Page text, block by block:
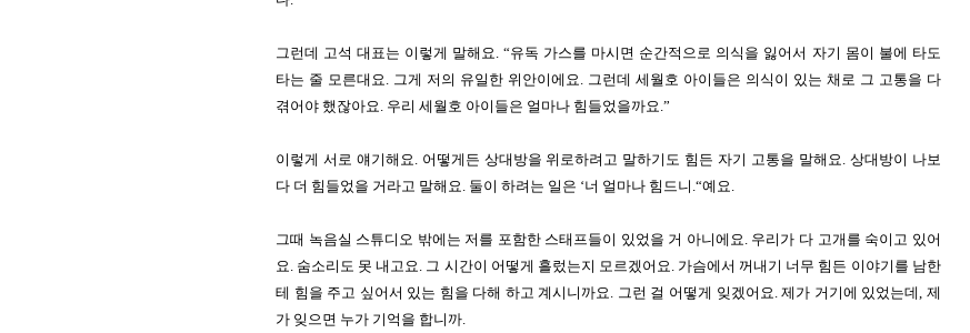
그런데 고석 대표는 이렇게 말해요. “유독 가스를 마시면 순간적으로 의식을 잃어서 자기 몸이 불에 타도
타는 줄 모른대요. 그게 저의 유일한 위안이에요. 그런데 세월호 아이들은 의식이 있는 채로 그 고통을 다
겪어야 했잖아요. 우리 세월호 아이들은 얼마나 힘들었을까요.”
이렇게 서로 얘기해요. 어떻게든 상대방을 위로하려고 말하기도 힘든 자기 고통을 말해요. 상대방이 나보
다 더 힘들었을 거라고 말해요. 둘이 하려는 일은 ‘너 얼마나 힘드니.“예요.
그때 녹음실 스튜디오 밖에는 저를 포함한 스태프들이 있었을 거 아니에요. 우리가 다 고개를 숙이고 있어
요. 숨소리도 못 내고요. 그 시간이 어떻게 흘렀는지 모르겠어요. 가슴에서 꺼내기 너무 힘든 이야기를 남한
테 힘을 주고 싶어서 있는 힘을 다해 하고 계시니까요. 그런 걸 어떻게 잊겠어요. 제가 거기에 있었는데, 제
가 잊으면 누가 기억을 합니까.